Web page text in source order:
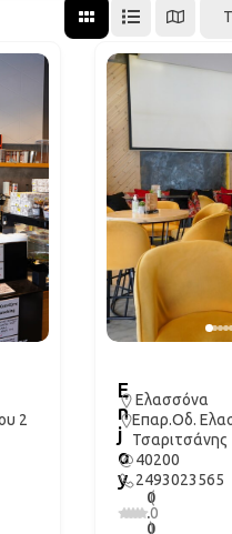
2
E
n
j
o
y
0
.
0
(
0
)
Ελασσόνα
Επαρ.Οδ.
Τσαριτσάνης
40200
2493023565